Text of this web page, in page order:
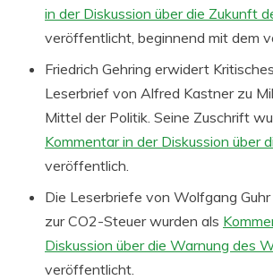
in der Diskussion über die Zukunft
veröffentlicht, beginnend mit dem
Friedrich Gehring erwidert
Leserbrief von Alfred Kastner zu
Mittel der Politik. Seine Zuschrift
Kommentar in der Diskussion über
veröffentlich.
Die Leserbriefe von Wolfgang Guhr
zur CO2-Steuer wurden als
Diskussion über die Warnung des
veröffentlicht.